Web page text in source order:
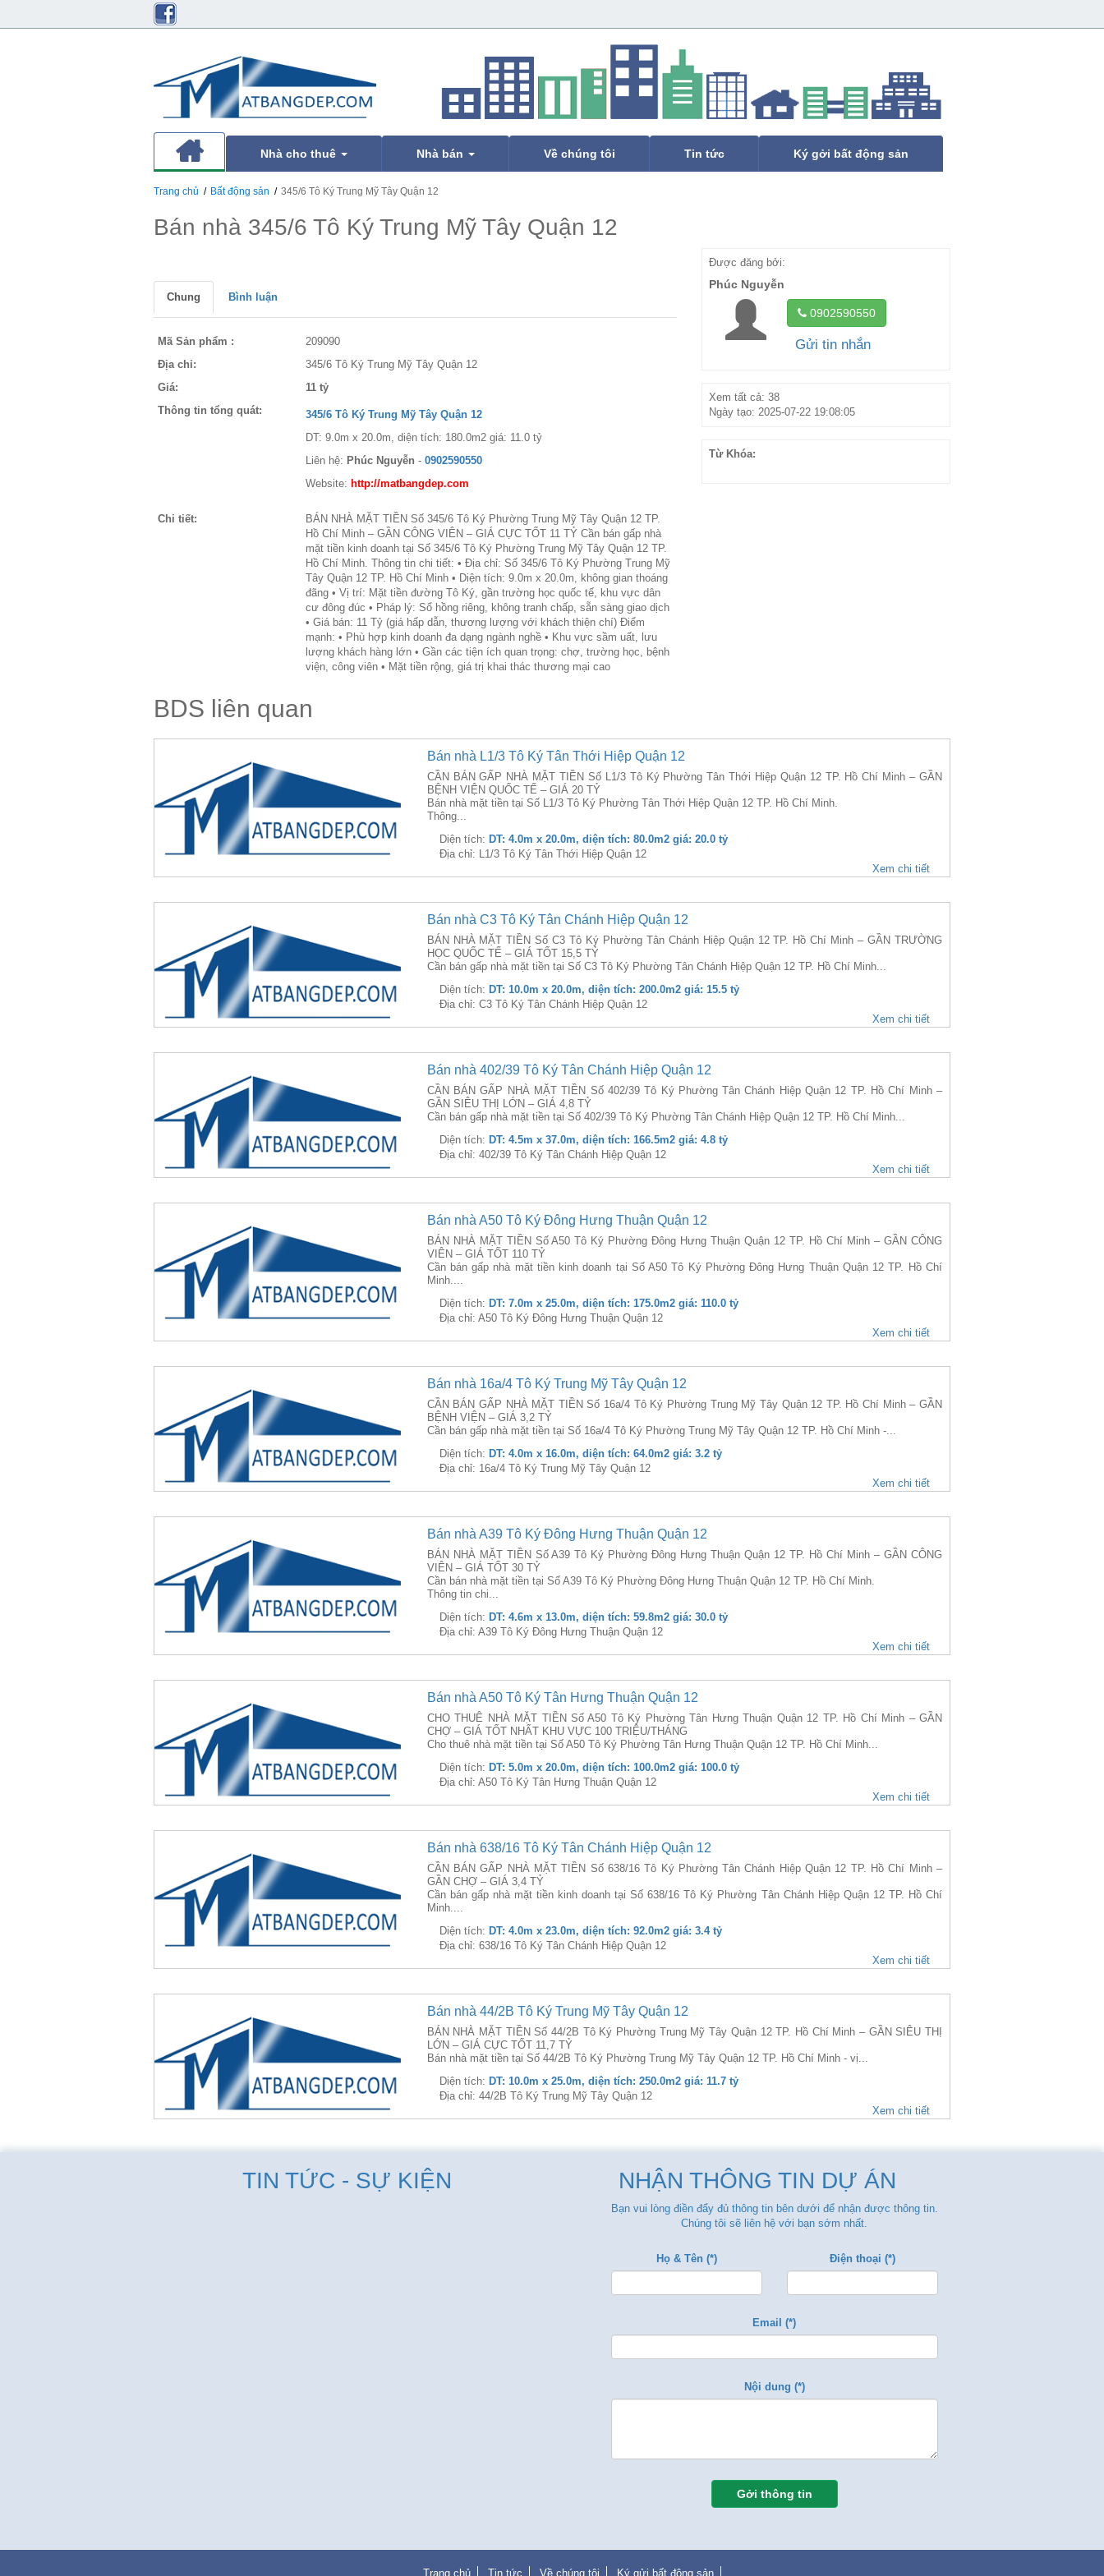
Nhà cho thuê Nhà bán Về chúng tôi Tin tức Ký gởi bất động sản
Trang chủ Bất động sản 345/6 Tô Ký Trung Mỹ Tây Quận 12
Bán nhà 345/6 Tô Ký Trung Mỹ Tây Quận 12
Chung Bình luận
Mã Sản phẩm :
209090
Địa chỉ:
345/6 Tô Ký Trung Mỹ Tây Quận 12
Giá:
11 tỷ
Thông tin tổng quát:
345/6 Tô Ký Trung Mỹ Tây Quận 12
DT: 9.0m x 20.0m, diện tích: 180.0m2 giá: 11.0 tỷ
Liên hệ: Phúc Nguyễn - 0902590550
Website: http://matbangdep.com
Chi tiết:
BÁN NHÀ MẶT TIỀN Số 345/6 Tô Ký Phường Trung Mỹ Tây Quận 12 TP.
Hồ Chí Minh – GẦN CÔNG VIÊN – GIÁ CỰC TỐT 11 TỶ Cần bán gấp nhà
mặt tiền kinh doanh tại Số 345/6 Tô Ký Phường Trung Mỹ Tây Quận 12 TP.
Hồ Chí Minh. Thông tin chi tiết: • Địa chỉ: Số 345/6 Tô Ký Phường Trung Mỹ
Tây Quận 12 TP. Hồ Chí Minh • Diện tích: 9.0m x 20.0m, không gian thoáng
đãng • Vị trí: Mặt tiền đường Tô Ký, gần trường học quốc tế, khu vực dân
cư đông đúc • Pháp lý: Sổ hồng riêng, không tranh chấp, sẵn sàng giao dịch
• Giá bán: 11 Tỷ (giá hấp dẫn, thương lượng với khách thiện chí) Điểm
mạnh: • Phù hợp kinh doanh đa dạng ngành nghề • Khu vực sầm uất, lưu
lượng khách hàng lớn • Gần các tiện ích quan trọng: chợ, trường học, bệnh
viện, công viên • Mặt tiền rộng, giá trị khai thác thương mại cao
Được đăng bởi:
Phúc Nguyễn
0902590550
Gửi tin nhắn
Xem tất cả: 38
Ngày tạo: 2025-07-22 19:08:05
Từ Khóa:
BDS liên quan
Bán nhà L1/3 Tô Ký Tân Thới Hiệp Quận 12
CẦN BÁN GẤP NHÀ MẶT TIỀN Số L1/3 Tô Ký Phường Tân Thới Hiệp Quận 12 TP. Hồ Chí Minh – GẦN
BỆNH VIỆN QUỐC TẾ – GIÁ 20 TỶ
Bán nhà mặt tiền tại Số L1/3 Tô Ký Phường Tân Thới Hiệp Quận 12 TP. Hồ Chí Minh.
Thông...
Diện tích: DT: 4.0m x 20.0m, diện tích: 80.0m2 giá: 20.0 tỷ
Địa chỉ: L1/3 Tô Ký Tân Thới Hiệp Quận 12
Xem chi tiết
Bán nhà C3 Tô Ký Tân Chánh Hiệp Quận 12
BÁN NHÀ MẶT TIỀN Số C3 Tô Ký Phường Tân Chánh Hiệp Quận 12 TP. Hồ Chí Minh – GẦN TRƯỜNG
HỌC QUỐC TẾ – GIÁ TỐT 15,5 TỶ
Cần bán gấp nhà mặt tiền tại Số C3 Tô Ký Phường Tân Chánh Hiệp Quận 12 TP. Hồ Chí Minh...
Diện tích: DT: 10.0m x 20.0m, diện tích: 200.0m2 giá: 15.5 tỷ
Địa chỉ: C3 Tô Ký Tân Chánh Hiệp Quận 12
Xem chi tiết
Bán nhà 402/39 Tô Ký Tân Chánh Hiệp Quận 12
CẦN BÁN GẤP NHÀ MẶT TIỀN Số 402/39 Tô Ký Phường Tân Chánh Hiệp Quận 12 TP. Hồ Chí Minh –
GẦN SIÊU THỊ LỚN – GIÁ 4,8 TỶ
Cần bán gấp nhà mặt tiền tại Số 402/39 Tô Ký Phường Tân Chánh Hiệp Quận 12 TP. Hồ Chí Minh...
Diện tích: DT: 4.5m x 37.0m, diện tích: 166.5m2 giá: 4.8 tỷ
Địa chỉ: 402/39 Tô Ký Tân Chánh Hiệp Quận 12
Xem chi tiết
Bán nhà A50 Tô Ký Đông Hưng Thuận Quận 12
BÁN NHÀ MẶT TIỀN Số A50 Tô Ký Phường Đông Hưng Thuận Quận 12 TP. Hồ Chí Minh – GẦN CÔNG
VIÊN – GIÁ TỐT 110 TỶ
Cần bán gấp nhà mặt tiền kinh doanh tại Số A50 Tô Ký Phường Đông Hưng Thuận Quận 12 TP. Hồ Chí
Minh....
Diện tích: DT: 7.0m x 25.0m, diện tích: 175.0m2 giá: 110.0 tỷ
Địa chỉ: A50 Tô Ký Đông Hưng Thuận Quận 12
Xem chi tiết
Bán nhà 16a/4 Tô Ký Trung Mỹ Tây Quận 12
CẦN BÁN GẤP NHÀ MẶT TIỀN Số 16a/4 Tô Ký Phường Trung Mỹ Tây Quận 12 TP. Hồ Chí Minh – GẦN
BỆNH VIỆN – GIÁ 3,2 TỶ
Cần bán gấp nhà mặt tiền tại Số 16a/4 Tô Ký Phường Trung Mỹ Tây Quận 12 TP. Hồ Chí Minh -...
Diện tích: DT: 4.0m x 16.0m, diện tích: 64.0m2 giá: 3.2 tỷ
Địa chỉ: 16a/4 Tô Ký Trung Mỹ Tây Quận 12
Xem chi tiết
Bán nhà A39 Tô Ký Đông Hưng Thuận Quận 12
BÁN NHÀ MẶT TIỀN Số A39 Tô Ký Phường Đông Hưng Thuận Quận 12 TP. Hồ Chí Minh – GẦN CÔNG
VIÊN – GIÁ TỐT 30 TỶ
Cần bán nhà mặt tiền tại Số A39 Tô Ký Phường Đông Hưng Thuận Quận 12 TP. Hồ Chí Minh.
Thông tin chi...
Diện tích: DT: 4.6m x 13.0m, diện tích: 59.8m2 giá: 30.0 tỷ
Địa chỉ: A39 Tô Ký Đông Hưng Thuận Quận 12
Xem chi tiết
Bán nhà A50 Tô Ký Tân Hưng Thuận Quận 12
CHO THUÊ NHÀ MẶT TIỀN Số A50 Tô Ký Phường Tân Hưng Thuận Quận 12 TP. Hồ Chí Minh – GẦN
CHỢ – GIÁ TỐT NHẤT KHU VỰC 100 TRIỆU/THÁNG
Cho thuê nhà mặt tiền tại Số A50 Tô Ký Phường Tân Hưng Thuận Quận 12 TP. Hồ Chí Minh...
Diện tích: DT: 5.0m x 20.0m, diện tích: 100.0m2 giá: 100.0 tỷ
Địa chỉ: A50 Tô Ký Tân Hưng Thuận Quận 12
Xem chi tiết
Bán nhà 638/16 Tô Ký Tân Chánh Hiệp Quận 12
CẦN BÁN GẤP NHÀ MẶT TIỀN Số 638/16 Tô Ký Phường Tân Chánh Hiệp Quận 12 TP. Hồ Chí Minh –
GẦN CHỢ – GIÁ 3,4 TỶ
Cần bán gấp nhà mặt tiền kinh doanh tại Số 638/16 Tô Ký Phường Tân Chánh Hiệp Quận 12 TP. Hồ Chí
Minh....
Diện tích: DT: 4.0m x 23.0m, diện tích: 92.0m2 giá: 3.4 tỷ
Địa chỉ: 638/16 Tô Ký Tân Chánh Hiệp Quận 12
Xem chi tiết
Bán nhà 44/2B Tô Ký Trung Mỹ Tây Quận 12
BÁN NHÀ MẶT TIỀN Số 44/2B Tô Ký Phường Trung Mỹ Tây Quận 12 TP. Hồ Chí Minh – GẦN SIÊU THỊ
LỚN – GIÁ CỰC TỐT 11,7 TỶ
Bán nhà mặt tiền tại Số 44/2B Tô Ký Phường Trung Mỹ Tây Quận 12 TP. Hồ Chí Minh - vị...
Diện tích: DT: 10.0m x 25.0m, diện tích: 250.0m2 giá: 11.7 tỷ
Địa chỉ: 44/2B Tô Ký Trung Mỹ Tây Quận 12
Xem chi tiết
TIN TỨC - SỰ KIỆN NHẬN THÔNG TIN DỰ ÁN
Bạn vui lòng điền đẩy đủ thông tin bên dưới để nhận được thông tin.
Chúng tôi sẽ liên hệ với bạn sớm nhất.
Họ & Tên (*) Điện thoại (*)
Email (*)
Nội dung (*)
Gởi thông tin
Trang chủ Tin tức Về chúng tôi Ký gửi bất động sản